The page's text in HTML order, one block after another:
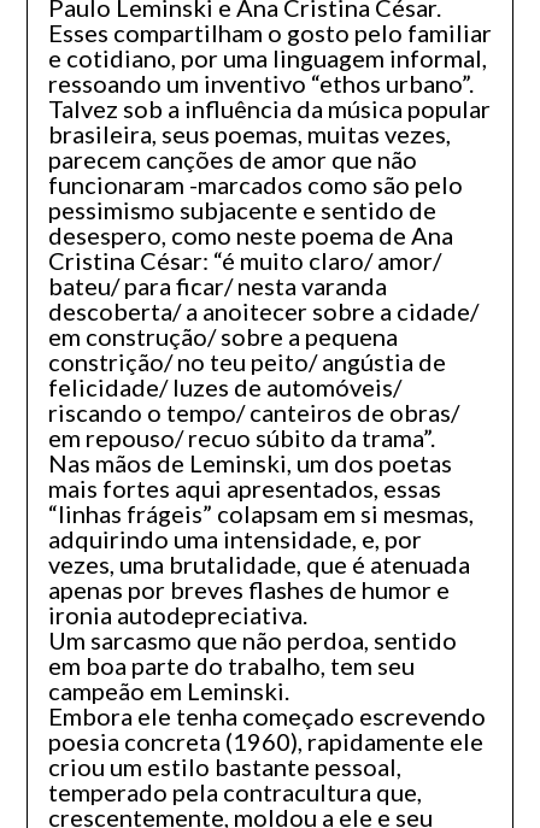
Paulo Leminski e Ana Cristina César.
Esses compartilham o gosto pelo familiar
e cotidiano, por uma linguagem informal,
ressoando um inventivo “ethos urbano”.
Talvez sob a influência da música popular
brasileira, seus poemas, muitas vezes,
parecem canções de amor que não
funcionaram -marcados como são pelo
pessimismo subjacente e sentido de
desespero, como neste poema de Ana
Cristina César: “é muito claro/ amor/
bateu/ para ficar/ nesta varanda
descoberta/ a anoitecer sobre a cidade/
em construção/ sobre a pequena
constrição/ no teu peito/ angústia de
felicidade/ luzes de automóveis/
riscando o tempo/ canteiros de obras/
em repouso/ recuo súbito da trama”.
Nas mãos de Leminski, um dos poetas
mais fortes aqui apresentados, essas
“linhas frágeis” colapsam em si mesmas,
adquirindo uma intensidade, e, por
vezes, uma brutalidade, que é atenuada
apenas por breves flashes de humor e
ironia autodepreciativa.
Um sarcasmo que não perdoa, sentido
em boa parte do trabalho, tem seu
campeão em Leminski.
Embora ele tenha começado escrevendo
poesia concreta (1960), rapidamente ele
criou um estilo bastante pessoal,
temperado pela contracultura que,
crescentemente, moldou a ele e seu